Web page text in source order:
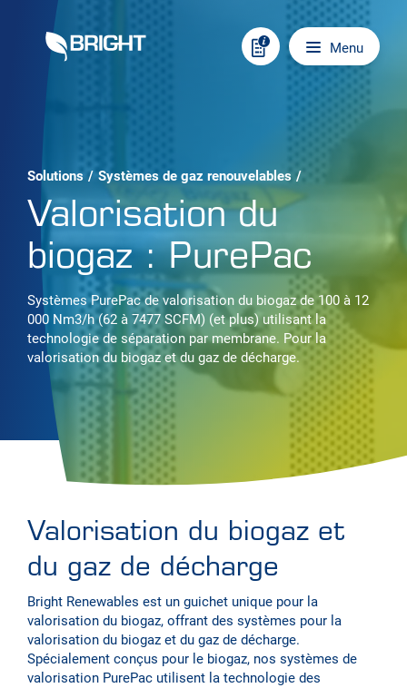
Skip to content
Main navigation
Menu
Solutions / Systèmes de gaz renouvelables /
Valorisation du
biogaz : PurePac
Systèmes PurePac de valorisation du biogaz de 100 à 12
000 Nm3/h (62 à 7477 SCFM) (et plus) utilisant la
technologie de séparation par membrane. Pour la
valorisation du biogaz et du gaz de décharge.
Valorisation du biogaz et
du gaz de décharge
Bright Renewables est un guichet unique pour la
valorisation du biogaz, offrant des systèmes pour la
valorisation du biogaz et du gaz de décharge.
Spécialement conçus pour le biogaz, nos systèmes de
valorisation PurePac utilisent la technologie des